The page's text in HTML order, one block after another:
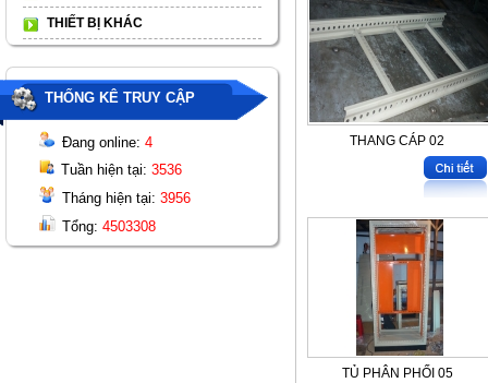
THIẾT BỊ KHÁC
THỐNG KÊ TRUY CẬP
Đang online: 4
Tuần hiện tại: 3536
Tháng hiện tại: 3956
Tổng: 4503308
THANG CÁP 02
TỦ PHÂN PHỐI 05